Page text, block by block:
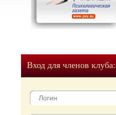
Вход для членов клуба: